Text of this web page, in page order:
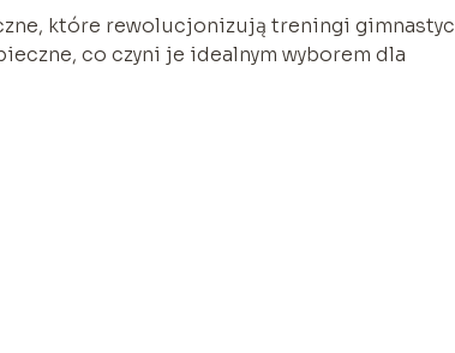
które rewolucjonizują treningi
co czyni je idealnym wyborem dla